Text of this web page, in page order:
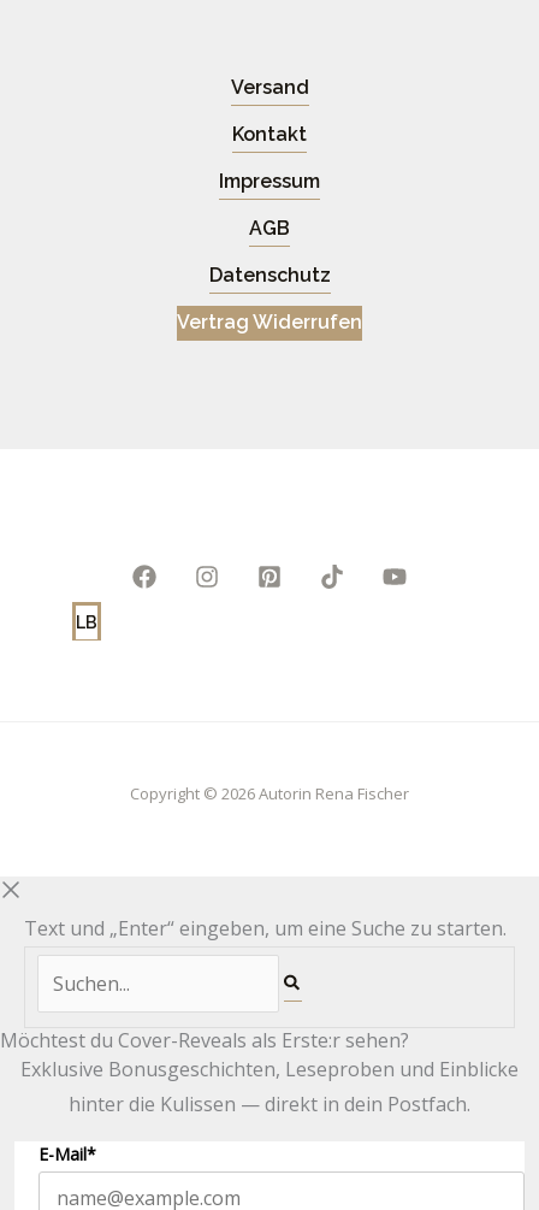
Versand
Kontakt
Impressum
AGB
Datenschutz
Vertrag Widerrufen
LB
Copyright © 2026 Autorin Rena Fischer
Text und „Enter“ eingeben, um eine Suche zu starten.
Möchtest du Cover-Reveals als Erste:r sehen?
Exklusive Bonusgeschichten, Leseproben und Einblicke
hinter die Kulissen — direkt in dein Postfach.
E-Mail*